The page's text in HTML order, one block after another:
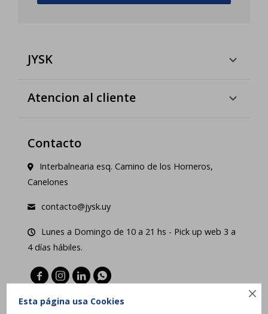

Esta página usa Cookies
JYSK
Atencion al cliente
Contacto
Interbalnearia esq. Camino de los Horneros,
Canelones
contacto@jysk.uy
Lunes a Domingo de 10 a 21 hs - Pick up web 3 a
4 días hábiles.
   